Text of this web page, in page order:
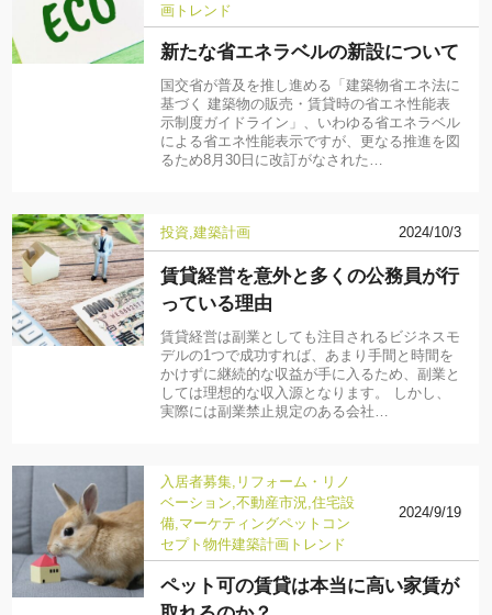
画 トレンド
新たな省エネラベルの新設について
国交省が普及を推し進める「建築物省エネ法に
基づく 建築物の販売・賃貸時の省エネ性能表
示制度ガイドライン」、いわゆる省エネラベル
による省エネ性能表示ですが、更なる推進を図
るため8月30日に改訂がなされた…
投資 建築計画 2024/10/3
賃貸経営を意外と多くの公務員が行
っている理由
賃貸経営は副業としても注目されるビジネスモ
デルの1つで成功すれば、あまり手間と時間を
かけずに継続的な収益が手に入るため、副業と
しては理想的な収入源となります。 しかし、
実際には副業禁止規定のある会社…
入居者募集 リフォーム・リノ
ベーション 不動産市況 住宅設
備 マーケティングペット コン
セプト物件建築計画 トレンド
2024/9/19
ペット可の賃貸は本当に高い家賃が